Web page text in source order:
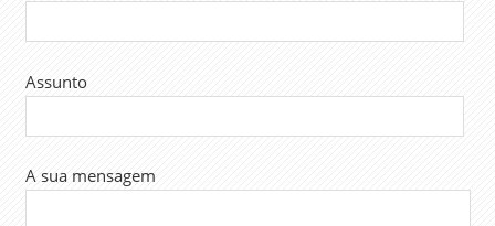
TRABALHO
TSRS
VALORIZAÇÃO
Assunto
A sua mensagem